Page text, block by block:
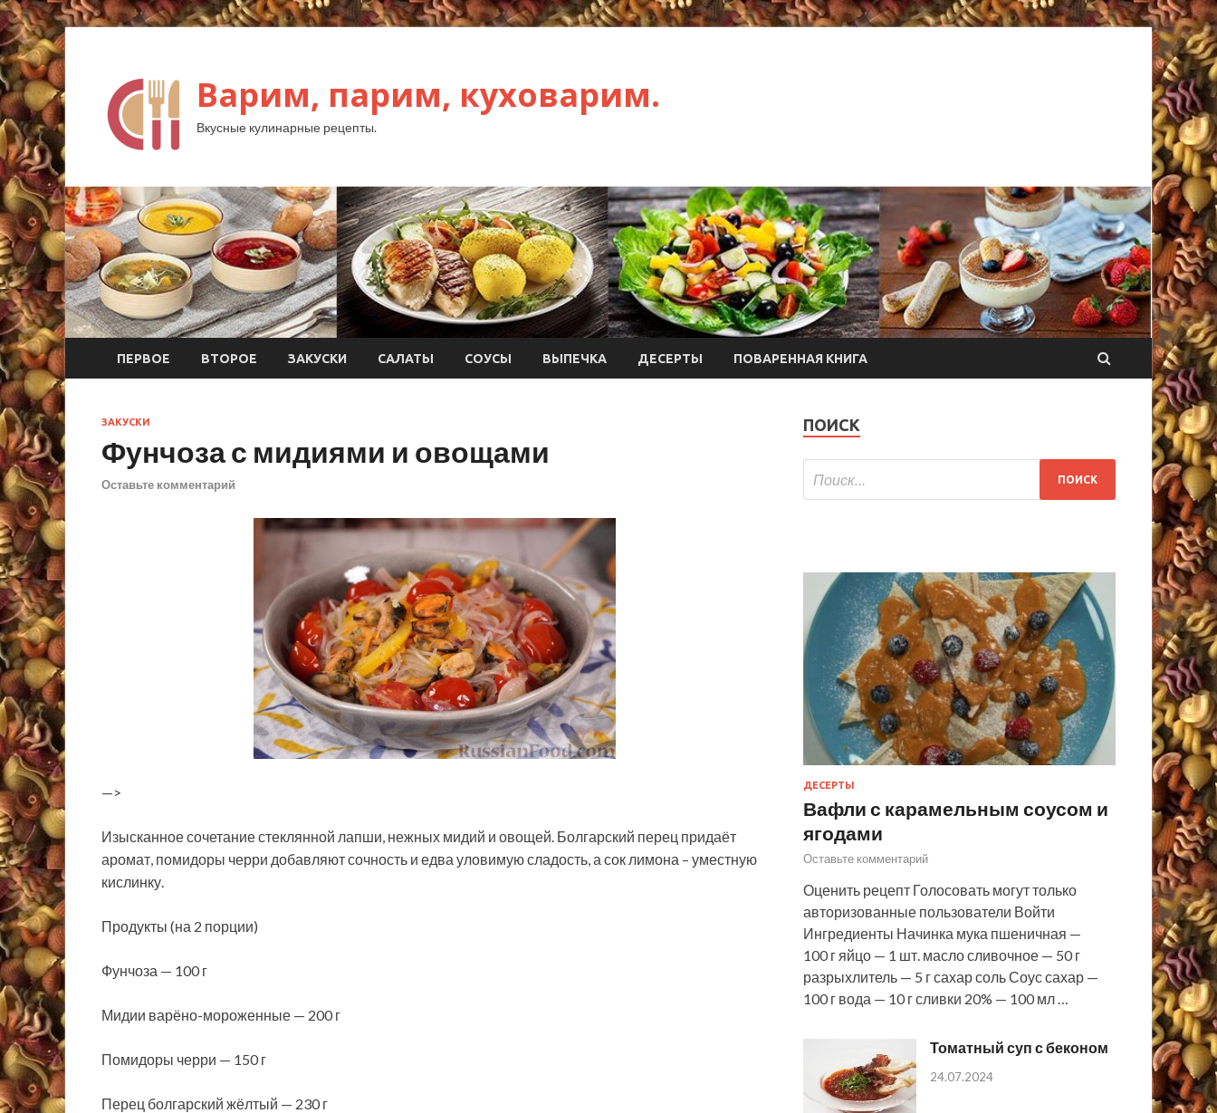
Варим, парим, куховарим.
Вкусные кулинарные рецепты.
ПЕРВОЕ ВТОРОЕ ЗАКУСКИ САЛАТЫ СОУСЫ ВЫПЕЧКА ДЕСЕРТЫ ПОВАРЕННАЯ КНИГА
ЗАКУСКИ
Фунчоза с мидиями и овощами
Оставьте комментарий
—>
Изысканное сочетание стеклянной лапши, нежных мидий и овощей. Болгарский перец придаёт
аромат, помидоры черри добавляют сочность и едва уловимую сладость, а сок лимона – уместную
кислинку.
Продукты (на 2 порции)
Фунчоза — 100 г
Мидии варёно-мороженные — 200 г
Помидоры черри — 150 г
Перец болгарский жёлтый — 230 г
ПОИСК
ДЕСЕРТЫ
Вафли с карамельным соусом и
ягодами
Оставьте комментарий
Оценить рецепт Голосовать могут только
авторизованные пользователи Войти
Ингредиенты Начинка мука пшеничная —
100 г яйцо — 1 шт. масло сливочное — 50 г
разрыхлитель — 5 г сахар соль Соус сахар —
100 г вода — 10 г сливки 20% — 100 мл …
Томатный суп с беконом
24.07.2024